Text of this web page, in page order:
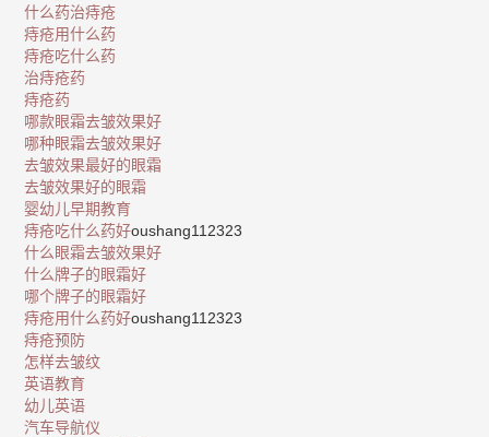
什么药治痔疮
痔疮用什么药
痔疮吃什么药
治痔疮药
痔疮药
哪款眼霜去皱效果好
哪种眼霜去皱效果好
去皱效果最好的眼霜
去皱效果好的眼霜
婴幼儿早期教育
痔疮吃什么药好oushang112323
什么眼霜去皱效果好
什么牌子的眼霜好
哪个牌子的眼霜好
痔疮用什么药好oushang112323
痔疮预防
怎样去皱纹
英语教育
幼儿英语
汽车导航仪